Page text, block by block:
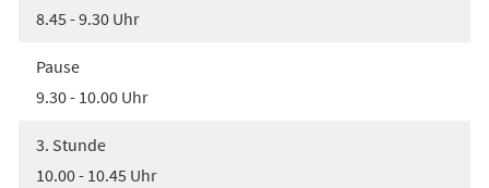
8.45 - 9.30 Uhr
Pause
9.30 - 10.00 Uhr
3. Stunde
10.00 - 10.45 Uhr